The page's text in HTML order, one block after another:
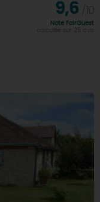
9,6
Note FairGuest
calculée sur 25 avis